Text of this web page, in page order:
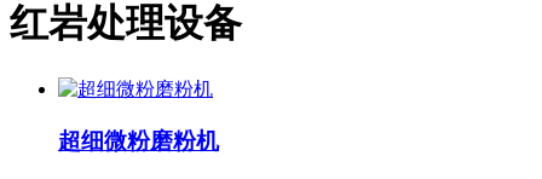
红岩处理设备
超细微粉磨粉机